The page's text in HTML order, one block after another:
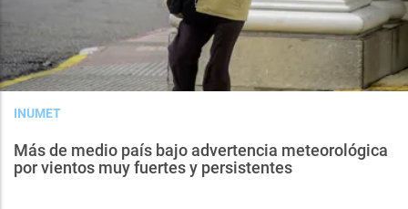
INUMET
Más de medio país bajo advertencia meteorológica
por vientos muy fuertes y persistentes